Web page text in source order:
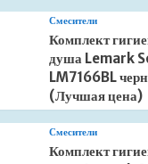
Смесители
Комплект
душа Lemark
LM7166BL
(Лучшая цена)
Смесители
Комплект